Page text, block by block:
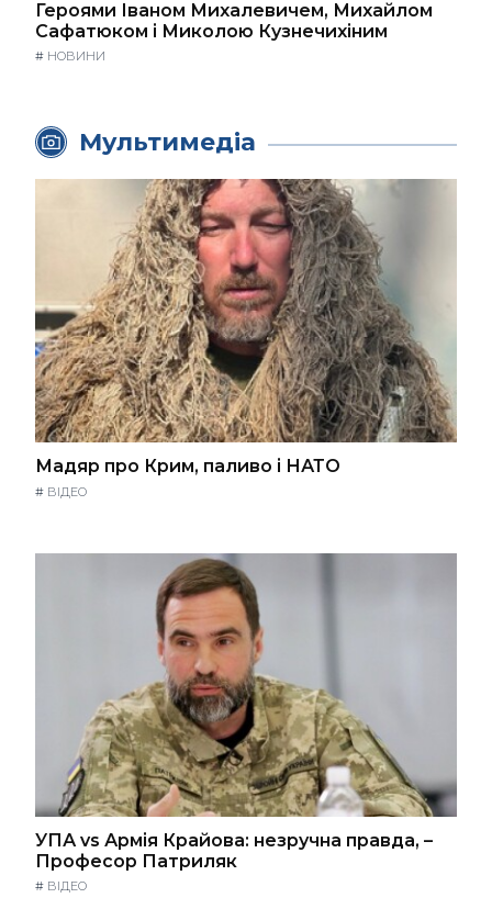
Героями Іваном Михалевичем, Михайлом
Сафатюком і Миколою Кузнечихіним
# НОВИНИ
Мультимедіа
Мадяр про Крим, паливо і НАТО
# ВІДЕО
УПА vs Армія Крайова: незручна правда, –
Професор Патриляк
# ВІДЕО